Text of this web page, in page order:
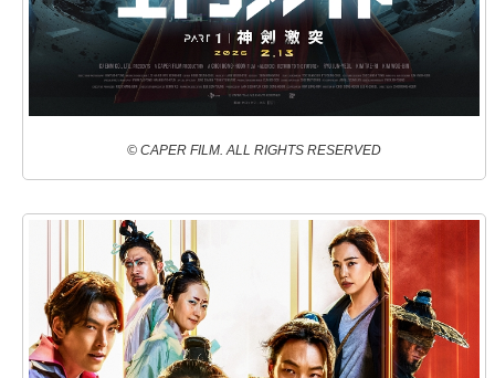
© CAPER FILM. ALL RIGHTS RESERVED